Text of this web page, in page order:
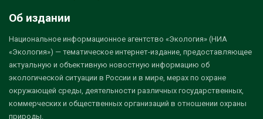
Об издании
Национальное информационное агентство «Экология» (НИА
«Экология») — тематическое интернет-издание, предоставляющее
актуальную и объективную новостную информацию об
экологической ситуации в России и в мире, мерах по охране
окружающей среды, деятельности различных государственных,
коммерческих и общественных организаций в отношении охраны
природы.